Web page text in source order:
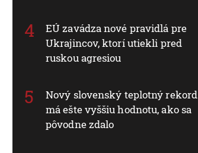
EÚ zavádza nové pravidlá pre
Ukrajincov, ktorí utiekli pred
ruskou agresiou
Nový slovenský teplotný rekord
má ešte vyššiu hodnotu, ako sa
pôvodne zdalo